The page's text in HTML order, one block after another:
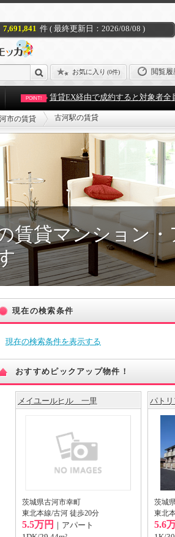
7,691,841 件 ( 最終更新日：2026/08/08 )
お気に入り (0件) 閲覧履
POINT! 賃貸EX経由で成約すると対象者全
市の賃貸 古河駅の賃貸
賃貸マンション・
現在の検索条件
現在の検索条件を表示する
おすすめピックアップ物件！
メイユールヒル 一里
茨城県古河市幸町
東北本線/古河 徒歩20分
5.5万円 ｜アパート
パト
茨城
東北
5.6